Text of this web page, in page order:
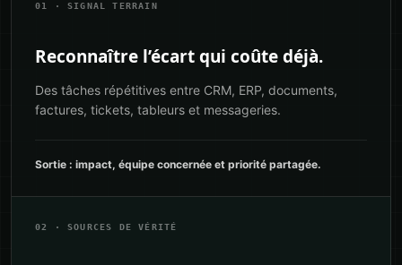
01 · SIGNAL TERRAIN
Reconnaître l’écart qui coûte déjà.
Des tâches répétitives entre CRM, ERP, documents,
factures, tickets, tableurs et messageries.
Sortie : impact, équipe concernée et priorité partagée.
02 · SOURCES DE VÉRITÉ